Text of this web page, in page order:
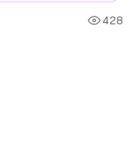
428